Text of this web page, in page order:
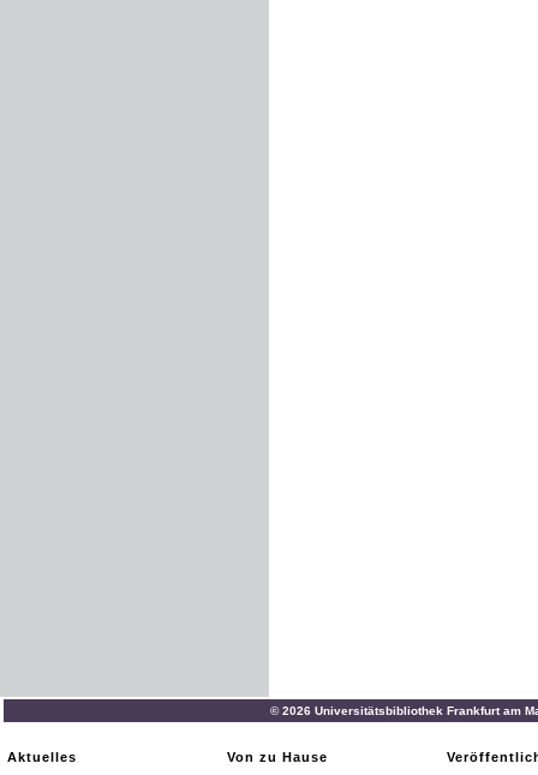
© 2026 Universitätsbibliothek Frankfurt am
Aktuelles
Von zu Hause